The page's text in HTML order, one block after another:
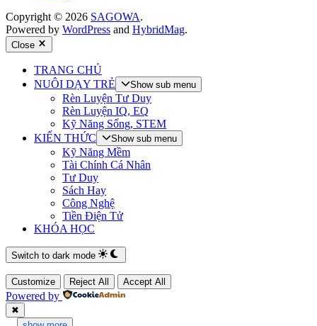
Copyright © 2026 SAGOWA.
Powered by WordPress and HybridMag.
Close
TRANG CHỦ
NUÔI DẠY TRẺ
Show sub menu
Rèn Luyện Tư Duy
Rèn Luyện IQ, EQ
Kỹ Năng Sống, STEM
KIẾN THỨC
Show sub menu
Kỹ Năng Mềm
Tài Chính Cá Nhân
Tư Duy
Sách Hay
Công Nghệ
Tiền Điện Tử
KHÓA HỌC
Switch to dark mode
Customize Reject All Accept All
Powered by
✖